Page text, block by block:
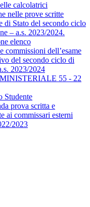
calcolatrici
nelle prove scritte
di Stato del secondo ciclo
– a.s. 2023/2024.
elenco
commissioni dell’esame
del secondo ciclo di
2023/2024
55 - 22
Studente
prova scritta e
ai commissari esterni
2023